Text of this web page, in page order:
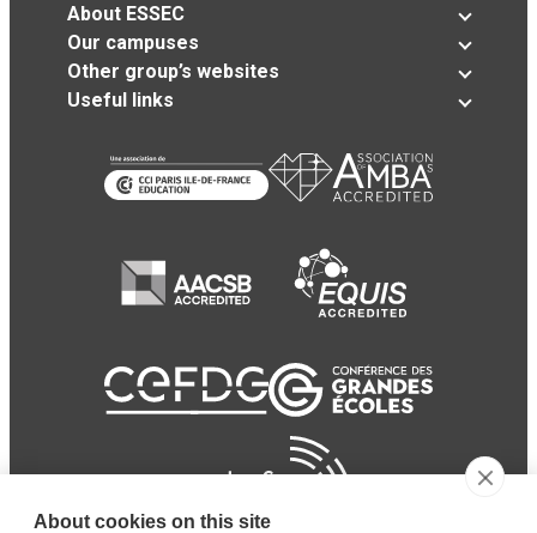
About ESSEC
Our campuses
Other group’s websites
Useful links
About cookies on this site